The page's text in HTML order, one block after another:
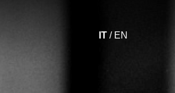
IT EN